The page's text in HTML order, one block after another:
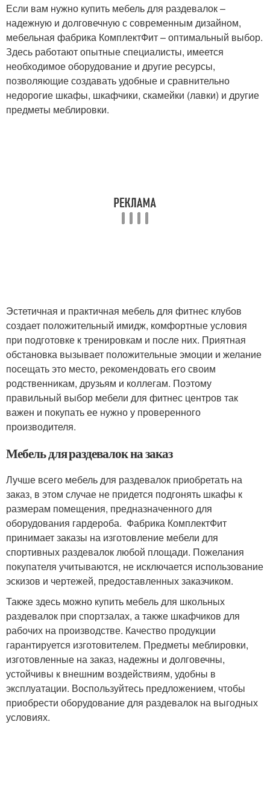
Если вам нужно купить мебель для раздевалок –
надежную и долговечную с современным дизайном,
мебельная фабрика КомплектФит – оптимальный выбор.
Здесь работают опытные специалисты, имеется
необходимое оборудование и другие ресурсы,
позволяющие создавать удобные и сравнительно
недорогие шкафы, шкафчики, скамейки (лавки) и другие
предметы меблировки.
Эстетичная и практичная мебель для фитнес клубов
создает положительный имидж, комфортные условия
при подготовке к тренировкам и после них. Приятная
обстановка вызывает положительные эмоции и желание
посещать это место, рекомендовать его своим
родственникам, друзьям и коллегам. Поэтому
правильный выбор мебели для фитнес центров так
важен и покупать ее нужно у проверенного
производителя.
Мебель для раздевалок на заказ
Лучше всего мебель для раздевалок приобретать на
заказ, в этом случае не придется подгонять шкафы к
размерам помещения, предназначенного для
оборудования гардероба. Фабрика КомплектФит
принимает заказы на изготовление мебели для
спортивных раздевалок любой площади. Пожелания
покупателя учитываются, не исключается использование
эскизов и чертежей, предоставленных заказчиком.
Также здесь можно купить мебель для школьных
раздевалок при спортзалах, а также шкафчиков для
рабочих на производстве. Качество продукции
гарантируется изготовителем. Предметы меблировки,
изготовленные на заказ, надежны и долговечны,
устойчивы к внешним воздействиям, удобны в
эксплуатации. Воспользуйтесь предложением, чтобы
приобрести оборудование для раздевалок на выгодных
условиях.